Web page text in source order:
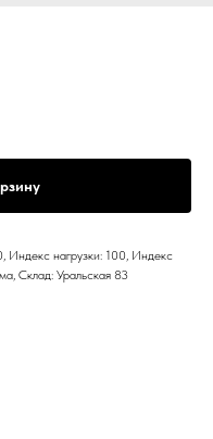
Индекс нагрузки: 100, Индекс
Склад: Уральская 83